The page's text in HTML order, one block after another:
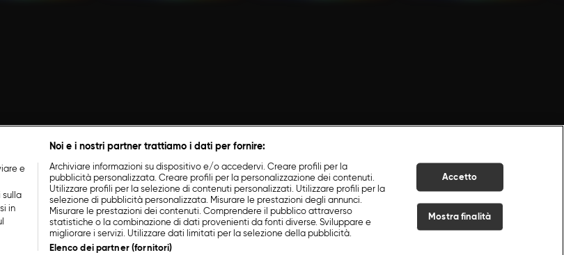
e
sulla
in
Noi e i nostri partner trattiamo i dati per fornire:
Archiviare informazioni su dispositivo e/o accedervi. Creare profili per la
pubblicità personalizzata. Creare profili per la personalizzazione dei contenuti.
Utilizzare profili per la selezione di contenuti personalizzati. Utilizzare profili per la
selezione di pubblicità personalizzata. Misurare le prestazioni degli annunci.
Misurare le prestazioni dei contenuti. Comprendere il pubblico attraverso
statistiche o la combinazione di dati provenienti da fonti diverse. Sviluppare e
migliorare i servizi. Utilizzare dati limitati per la selezione della pubblicità.
Elenco dei partner (fornitori)
Accetto
Mostra finalità